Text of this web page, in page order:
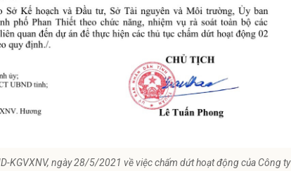
KGVXNV, ngày 28/5/2021 về việc chấm dứt hoạt động của Công ty